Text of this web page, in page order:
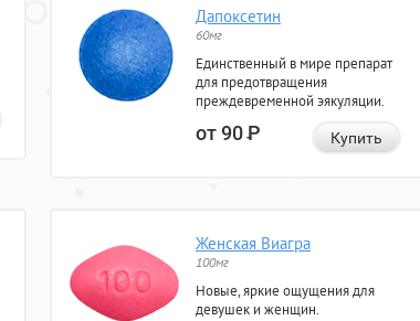
Дапоксетин
60мг
Единственный в мире препарат
для предотвращения
преждевременной эякуляции.
от 90Р Купить
Женская Виагра
100мг
Новые, яркие ощущения для
девушек и женщин.